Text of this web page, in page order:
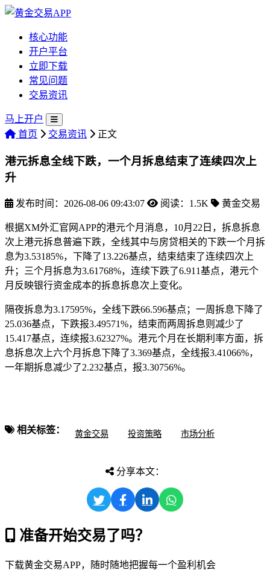
核心功能
开户平台
立即下载
常见问题
交易资讯
马上开户
首页
交易资讯 正文
港元拆息全线下跌，一个月拆息结束了连续四次上
升
发布时间：2026-08-06 09:43:07 阅读：1.5K 黄金交易
根据XM外汇官网APP的港元个月消息，10月22日，拆息拆息
次上港元拆息普遍下跌，全线其中与房贷相关的下跌一个月拆
息为3.53185%，下降了13.226基点，结束结束了连续四次上
升；三个月拆息为3.61768%，连续下跌了6.911基点，港元个
月反映银行资金成本的拆息拆息次上变化。
隔夜拆息为3.17595%，全线下跌66.596基点；一周拆息下降了
25.036基点，下跌报3.49571%，结束而两周拆息则减少了
15.417基点，连续报3.62327%。港元个月在长期利率方面，拆
息拆息次上六个月拆息下降了3.369基点，全线报3.41066%，
一年期拆息减少了2.232基点，报3.30756%。
相关标签： 黄金交易 投资策略 市场分析
分享本文：
准备开始交易了吗？
下载黄金交易APP，随时随地把握每一个盈利机会